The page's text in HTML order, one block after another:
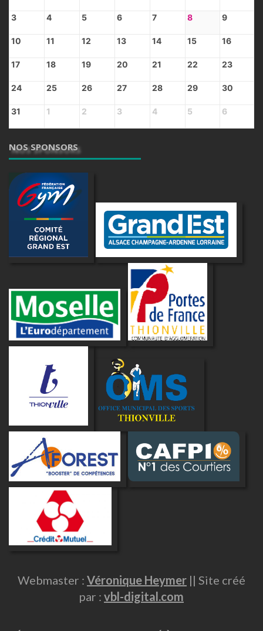
3 4 5 6 7 8 9
10 11 12 13 14 15 16
17 18 19 20 21 22 23
24 25 26 27 28 29 30
31 1 2 3 4 5 6
NOS SPONSORS
Webmaster : Véronique Heymer || Site créé
par : vbl-digital.com